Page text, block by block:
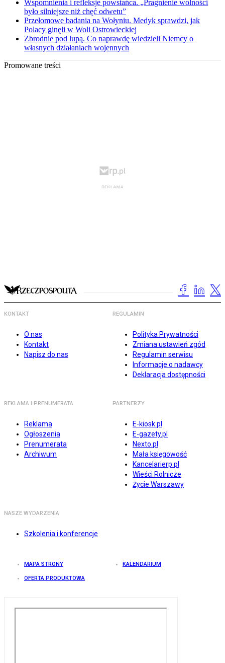
Wspomnienia i refleksje powstańca. „Pragnienie wolności
było silniejsze niż chęć odwetu”
Przełomowe badania na Wołyniu. Medyk sprawdzi, jak
Polacy ginęli w Woli Ostrowieckiej
Zbrodnie pod lupą. Co naprawdę wiedzieli Niemcy o
własnych działaniach wojennych
Promowane treści
KONTAKT
O nas
Kontakt
Napisz do nas
REGULAMIN
Polityka Prywatności
Zmiana ustawień zgód
Regulamin serwisu
Informacje o nadawcy
Deklaracja dostępności
REKLAMA I PRENUMERATA
Reklama
Ogłoszenia
Prenumerata
Archiwum
PARTNERZY
E-kiosk.pl
E-gazety.pl
Nexto.pl
Mała księgowość
Kancelarierp.pl
Wieści Rolnicze
Życie Warszawy
NASZE WYDARZENIA
Szkolenia i konferencje
MAPA STRONY KALENDARIUM
OFERTA PRODUKTOWA